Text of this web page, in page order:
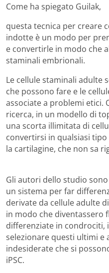
Come ha spiegato Guilak,
questa tecnica per creare
indotte è un modo per
e convertirle in modo che
staminali embrionali.
Le cellule staminali adulte
che possono fare e le
associate a problemi etici.
ricerca, in un modello di
una scorta illimitata di
convertirsi in qualsiasi
la cartilagine, che non sa
Gli autori dello studio
un sistema per far
derivate da cellule adulte
in modo che diventassero
differenziate in condrociti,
selezionare questi ultimi e
indesiderate che si
iPSC.